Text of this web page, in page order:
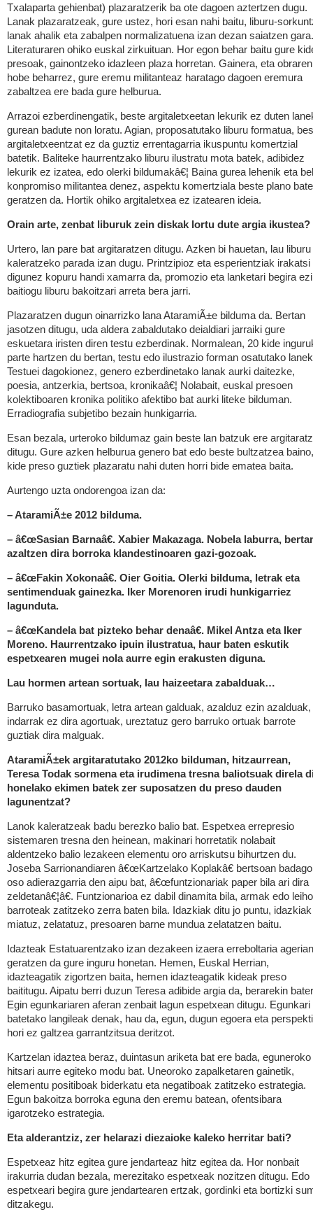
Txalaparta gehienbat) plazaratzerik ba ote dagoen aztertzen dugu.
Lanak plazaratzeak, gure ustez, hori esan nahi baitu, liburu-
lanak ahalik eta zabalpen normalizatuena izan dezan saiatzen gara.
Literaturaren ohiko euskal zirkuituan. Hor egon behar baitu gure
presoak, gainontzeko idazleen plaza horretan. Gainera, eta obraren
hobe beharrez, gure eremu militanteaz haratago dagoen eremura
zabaltzea ere bada gure helburua.
Arrazoi ezberdinengatik, beste argitaletxeetan lekurik ez duten
gurean badute non loratu. Agian, proposatutako liburu formatua,
argitaletxeentzat ez da guztiz errentagarria ikuspuntu komertzial
batetik. Baliteke haurrentzako liburu ilustratu mota batek, adibidez
lekurik ez izatea, edo olerki bildumakâ€¦ Baina gurea lehenik eta
konpromiso militantea denez, aspektu komertziala beste plano
geratzen da. Hortik ohiko argitaletxea ez izatearen ideia.
Orain arte, zenbat liburuk zein diskak lortu dute argia ikustea?
Urtero, lan pare bat argitaratzen ditugu. Azken bi hauetan, lau liburu
kaleratzeko parada izan dugu. Printzipioz eta esperientziak irakatsi
digunez kopuru handi xamarra da, promozio eta lanketari begira
baitiogu liburu bakoitzari arreta bera jarri.
Plazaratzen dugun oinarrizko lana AtaramiÃ±e bilduma da. Bertan
jasotzen ditugu, uda aldera zabaldutako deialdiari jarraiki gure
eskuetara iristen diren testu ezberdinak. Normalean, 20 kide
parte hartzen du bertan, testu edo ilustrazio forman osatutako
Testuei dagokionez, genero ezberdinetako lanak aurki daitezke,
poesia, antzerkia, bertsoa, kronikaâ€¦ Nolabait, euskal presoen
kolektiboaren kronika politiko afektibo bat aurki liteke bilduman.
Erradiografia subjetibo bezain hunkigarria.
Esan bezala, urteroko bildumaz gain beste lan batzuk ere
ditugu. Gure azken helburua genero bat edo beste bultzatzea baino,
kide preso guztiek plazaratu nahi duten horri bide ematea baita.
Aurtengo uzta ondorengoa izan da:
– AtaramiÃ±e 2012 bilduma.
– â€œSasian Barnaâ€. Xabier Makazaga. Nobela laburra,
azaltzen dira borroka klandestinoaren gazi-gozoak.
– â€œFakin Xokonaâ€. Oier Goitia. Olerki bilduma, letrak eta
sentimenduak gainezka. Iker Morenoren irudi hunkigarriez
lagunduta.
– â€œKandela bat pizteko behar denaâ€. Mikel Antza eta Iker
Moreno. Haurrentzako ipuin ilustratua, haur baten eskutik
espetxearen mugei nola aurre egin erakusten diguna.
Lau hormen artean sortuak, lau haizeetara zabalduak…
Barruko basamortuak, letra artean galduak, azalduz ezin azalduak,
indarrak ez dira agortuak, ureztatuz gero barruko ortuak barrote
guztiak dira malguak.
AtaramiÃ±ek argitaratutako 2012ko bilduman, hitzaurrean,
Teresa Todak sormena eta irudimena tresna baliotsuak direla
honelako ekimen batek zer suposatzen du preso dauden
lagunentzat?
Lanok kaleratzeak badu berezko balio bat. Espetxea errepresio
sistemaren tresna den heinean, makinari horretatik nolabait
aldentzeko balio lezakeen elementu oro arriskutsu bihurtzen du.
Joseba Sarrionandiaren â€œKartzelako Koplakâ€ bertsoan badago
oso adierazgarria den aipu bat, â€œfuntzionariak paper bila ari dira
zeldetanâ€¦â€. Funtzionarioa ez dabil dinamita bila, armak edo
barroteak zatitzeko zerra baten bila. Idazkiak ditu jo puntu, idazkiak
miatuz, zelatatuz, presoaren barne mundua zelatatzen baitu.
Idazteak Estatuarentzako izan dezakeen izaera erreboltaria agerian
geratzen da gure inguru honetan. Hemen, Euskal Herrian,
idazteagatik zigortzen baita, hemen idazteagatik kideak preso
baititugu. Aipatu berri duzun Teresa adibide argia da, berarekin
Egin egunkariaren aferan zenbait lagun espetxean ditugu. Egunkari
batetako langileak denak, hau da, egun, dugun egoera eta
hori ez galtzea garrantzitsua deritzot.
Kartzelan idaztea beraz, duintasun ariketa bat ere bada, eguneroko
hitsari aurre egiteko modu bat. Uneoroko zapalketaren gainetik,
elementu positiboak biderkatu eta negatiboak zatitzeko estrategia.
Egun bakoitza borroka eguna den eremu batean, ofentsibara
igarotzeko estrategia.
Eta alderantziz, zer helarazi diezaioke kaleko herritar bati?
Espetxeaz hitz egitea gure jendarteaz hitz egitea da. Hor nonbait
irakurria dudan bezala, merezitako espetxeak nozitzen ditugu. Edo
espetxeari begira gure jendartearen ertzak, gordinki eta bortizki
ditzakegu.